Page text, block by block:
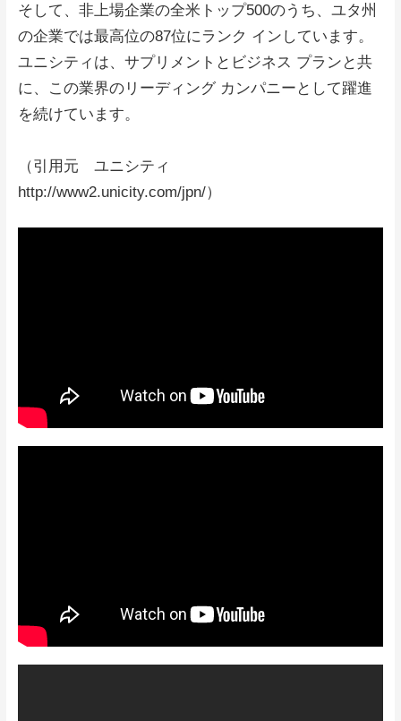
そして、非上場企業の全米トップ500のうち、ユタ州
の企業では最高位の87位にランク インしています。
ユニシティは、サプリメントとビジネス プランと共
に、この業界のリーディング カンパニーとして躍進
を続けています。
（引用元 ユニシティ
http://www2.unicity.com/jpn/）